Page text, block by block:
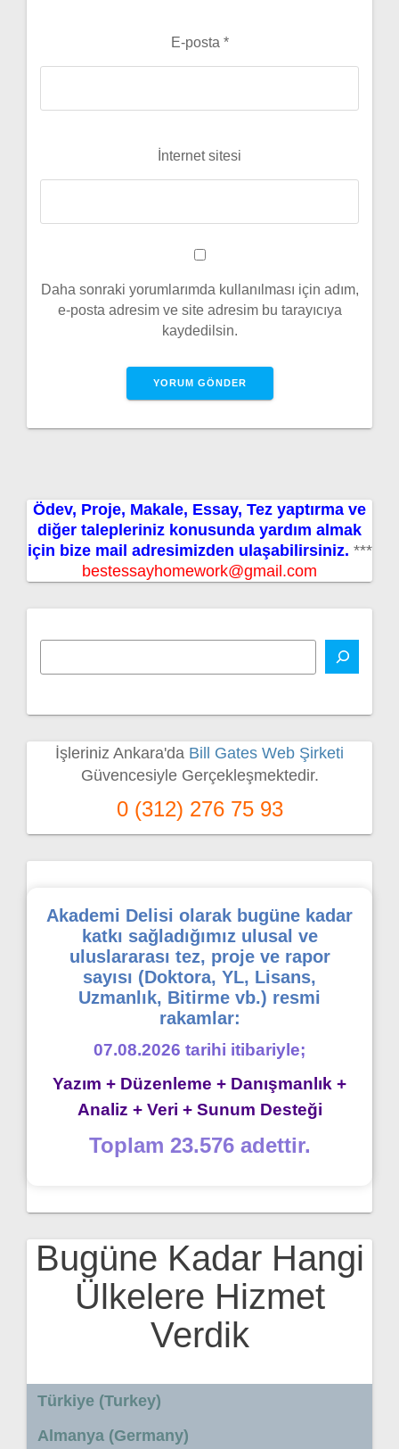
E-posta *
İnternet sitesi
Daha sonraki yorumlarımda kullanılması için adım,
e-posta adresim ve site adresim bu tarayıcıya
kaydedilsin.
Ödev, Proje, Makale, Essay, Tez yaptırma ve
diğer talepleriniz konusunda yardım almak
için bize mail adresimizden ulaşabilirsiniz. ***
bestessayhomework@gmail.com
İşleriniz Ankara'da Bill Gates Web Şirketi
Güvencesiyle Gerçekleşmektedir.
0 (312) 276 75 93
Akademi Delisi olarak bugüne kadar
katkı sağladığımız ulusal ve
uluslararası tez, proje ve rapor
sayısı (Doktora, YL, Lisans,
Uzmanlık, Bitirme vb.) resmi
rakamlar:
07.08.2026 tarihi itibariyle;
Yazım + Düzenleme + Danışmanlık +
Analiz + Veri + Sunum Desteği
Toplam 23.576 adettir.
Bugüne Kadar Hangi
Ülkelere Hizmet
Verdik
Türkiye (Turkey)
Almanya (Germany)